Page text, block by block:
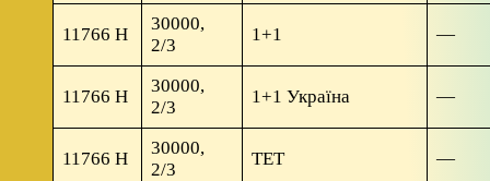
11766 H
30000,
2/3
1+1 —
11766 H
30000,
2/3
1+1 Україна —
11766 H
30000,
2/3
TET —